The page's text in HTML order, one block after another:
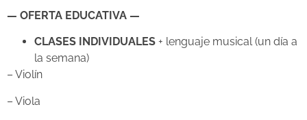
— OFERTA EDUCATIVA —
CLASES INDIVIDUALES + lenguaje musical (un día a
la semana)
– Violín
– Viola